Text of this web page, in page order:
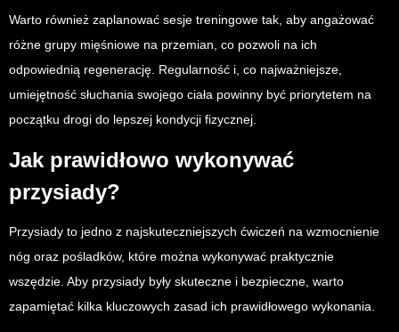
Warto również zaplanować sesje treningowe tak, aby angażować
różne grupy mięśniowe na przemian, co pozwoli na ich
odpowiednią regenerację. Regularność i, co najważniejsze,
umiejętność słuchania swojego ciała powinny być priorytetem na
początku drogi do lepszej kondycji fizycznej.
Jak prawidłowo wykonywać
przysiady?
Przysiady to jedno z najskuteczniejszych ćwiczeń na wzmocnienie
nóg oraz pośladków, które można wykonywać praktycznie
wszędzie. Aby przysiady były skuteczne i bezpieczne, warto
zapamiętać kilka kluczowych zasad ich prawidłowego wykonania.